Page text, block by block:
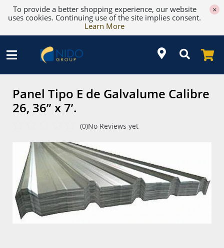
To provide a better shopping experience, our website
uses cookies. Continuing use of the site implies consent.
Learn More
×
Panel Tipo E de Galvalume Calibre
26, 36” x 7’.
(0)No Reviews yet